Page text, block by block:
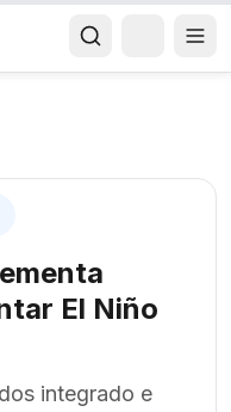
El Niño
integrado e